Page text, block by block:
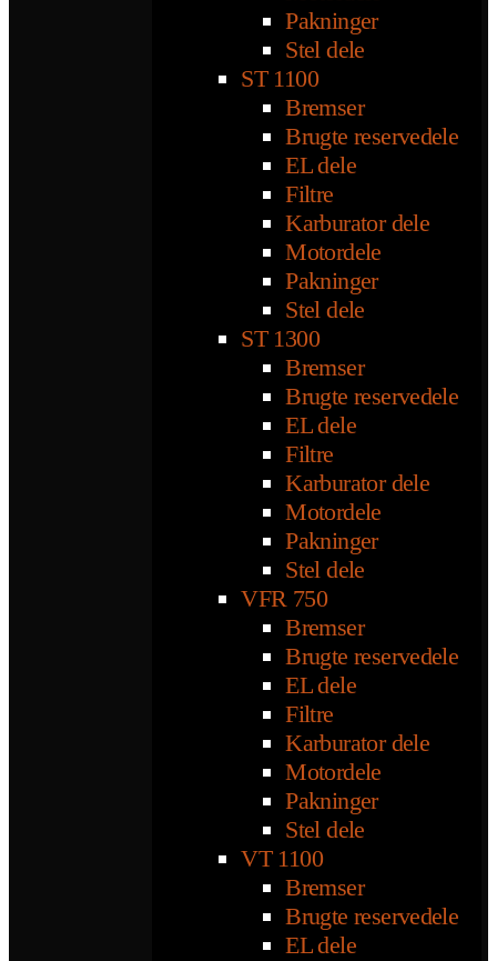
Pakninger
Stel dele
ST 1100
Bremser
Brugte reservedele
EL dele
Filtre
Karburator dele
Motordele
Pakninger
Stel dele
ST 1300
Bremser
Brugte reservedele
EL dele
Filtre
Karburator dele
Motordele
Pakninger
Stel dele
VFR 750
Bremser
Brugte reservedele
EL dele
Filtre
Karburator dele
Motordele
Pakninger
Stel dele
VT 1100
Bremser
Brugte reservedele
EL dele